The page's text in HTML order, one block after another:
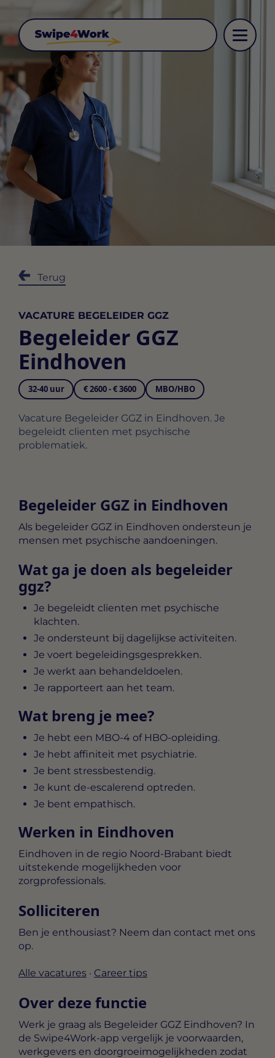
Terug
VACATURE BEGELEIDER GGZ
Begeleider GGZ
Eindhoven
32-40 uur € 2600 - € 3600 MBO/HBO
Vacature Begeleider GGZ in Eindhoven. Je
begeleidt clienten met psychische
problematiek.
Begeleider GGZ in Eindhoven
Als begeleider GGZ in Eindhoven ondersteun je
mensen met psychische aandoeningen.
Wat ga je doen als begeleider
ggz?
Je begeleidt clienten met psychische
klachten.
Je ondersteunt bij dagelijkse activiteiten.
Je voert begeleidingsgesprekken.
Je werkt aan behandeldoelen.
Je rapporteert aan het team.
Wat breng je mee?
Je hebt een MBO-4 of HBO-opleiding.
Je hebt affiniteit met psychiatrie.
Je bent stressbestendig.
Je kunt de-escalerend optreden.
Je bent empathisch.
Werken in Eindhoven
Eindhoven in de regio Noord-Brabant biedt
uitstekende mogelijkheden voor
zorgprofessionals.
Solliciteren
Ben je enthousiast? Neem dan contact met ons
op.
Alle vacatures · Career tips
Over deze functie
Werk je graag als Begeleider GGZ Eindhoven? In
de Swipe4Work-app vergelijk je voorwaarden,
werkgevers en doorgroeimogelijkheden zodat